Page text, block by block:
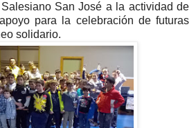
San José a la actividad de
para la celebración de futuras
solidario.